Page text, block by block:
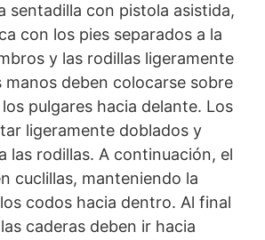
sentadilla con pistola asistida,
con los pies separados a la
y las rodillas ligeramente
manos deben colocarse sobre
pulgares hacia delante. Los
ligeramente doblados y
las rodillas. A continuación, el
cuclillas, manteniendo la
codos hacia dentro. Al final
caderas deben ir hacia